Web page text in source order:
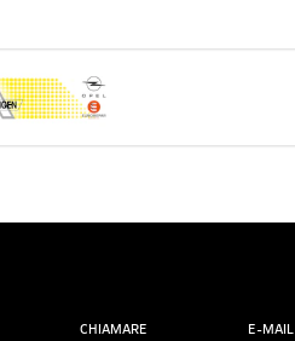
CHIAMARE E-MAIL